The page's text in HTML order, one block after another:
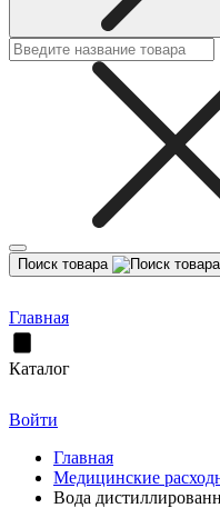
Поиск товара
Главная
Каталог
Войти
Главная
Медицинские
Вода